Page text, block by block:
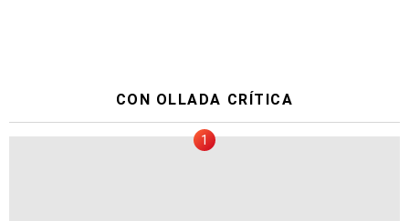
CON OLLADA CRÍTICA